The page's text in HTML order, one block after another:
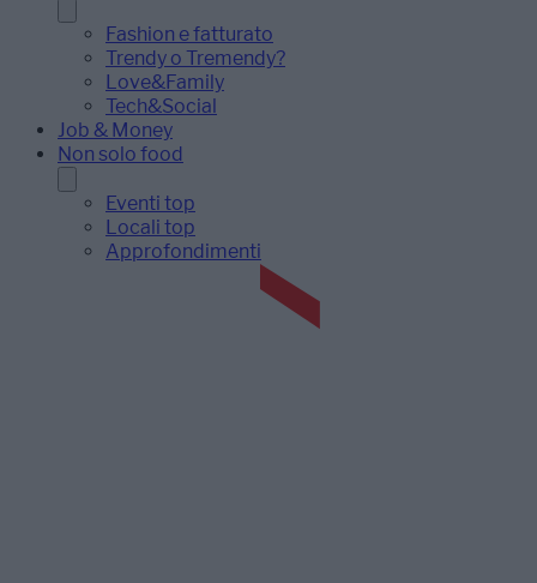
Fashion e fatturato
Trendy o Tremendy?
Love&Family
Tech&Social
Job & Money
Non solo food
Eventi top
Locali top
Approfondimenti